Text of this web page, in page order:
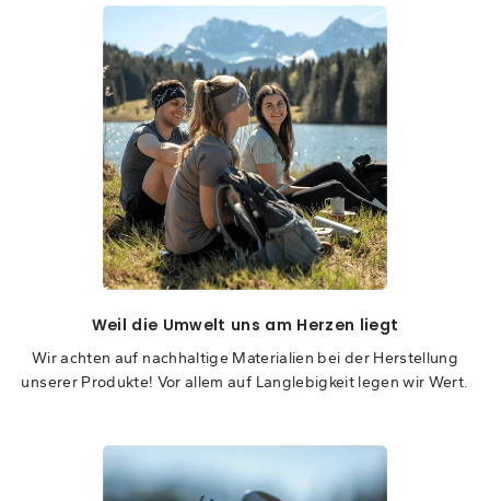
Weil die Umwelt uns am Herzen liegt
Wir achten auf nachhaltige Materialien bei der Herstellung
unserer Produkte! Vor allem auf Langlebigkeit legen wir Wert.